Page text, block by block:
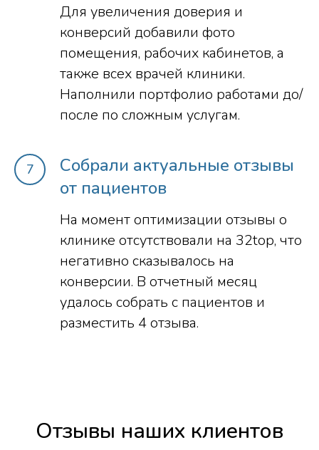
Для увеличения доверия и
конверсий добавили фото
помещения, рабочих кабинетов, а
также всех врачей клиники.
Наполнили портфолио работами до/
после по сложным услугам.
Собрали актуальные отзывы
от пациентов
На момент оптимизации отзывы о
клинике отсутствовали на 32top, что
негативно сказывалось на
конверсии. В отчетный месяц
удалось собрать с пациентов и
разместить 4 отзыва.
Отзывы наших клиентов